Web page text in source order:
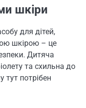
шкіри
для дітей,
шкірою – це
Дитяча
та схильна до
тут потрібен